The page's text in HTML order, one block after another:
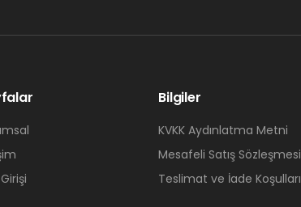
Bilgiler
KVKK Aydınlatma Metni
Mesafeli Satış Sözleşmesi
Teslimat ve İade Koşulları